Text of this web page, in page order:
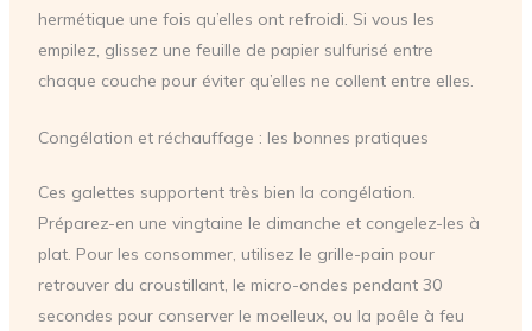
hermétique une fois qu’elles ont refroidi. Si vous les
empilez, glissez une feuille de papier sulfurisé entre
chaque couche pour éviter qu’elles ne collent entre elles.
Congélation et réchauffage : les bonnes pratiques
Ces galettes supportent très bien la congélation.
Préparez-en une vingtaine le dimanche et congelez-les à
plat. Pour les consommer, utilisez le grille-pain pour
retrouver du croustillant, le micro-ondes pendant 30
secondes pour conserver le moelleux, ou la poêle à feu